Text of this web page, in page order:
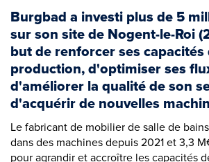
Burgbad a investi plus de 5
sur son site de Nogent-le-Roi
but de renforcer ses capacités
production, d'optimiser ses
d'améliorer la qualité de son
d'acquérir de nouvelles
Le fabricant de mobilier de salle de
dans des machines depuis 2021 et 3,3
pour agrandir et accroître les capacités